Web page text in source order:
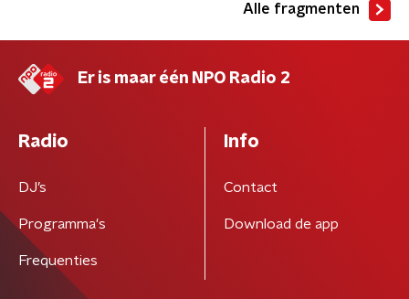
Alle fragmenten
Er is maar één NPO Radio 2
Radio
DJ’s
Programma's
Frequenties
Info
Contact
Download de app